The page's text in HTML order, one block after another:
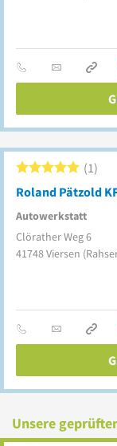
Roland Pätzold
Autowerkstatt
1
Clörather Weg 6
41748Viersen
Unsere